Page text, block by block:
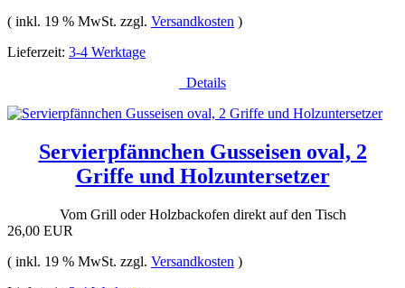
( inkl. 19 % MwSt. zzgl. Versandkosten )
Lieferzeit: 3-4 Werktage
Details
Servierpfännchen Gusseisen oval, 2
Griffe und Holzuntersetzer
Vom Grill oder Holzbackofen direkt auf den Tisch
26,00 EUR
( inkl. 19 % MwSt. zzgl. Versandkosten )